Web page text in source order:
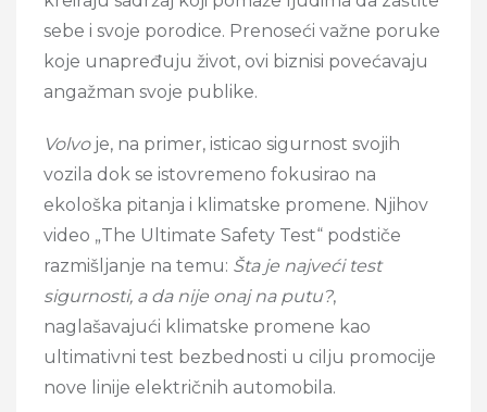
sebe i svoje porodice. Prenoseći važne poruke
koje unapređuju život, ovi biznisi povećavaju
angažman svoje publike.
Volvoje, na primer, isticao sigurnost svojih
vozila dok se istovremeno fokusirao na
ekološka pitanja i klimatske promene. Njihov
video „The Ultimate Safety Test“ podstiče
razmišljanje na temu: Šta je najveći test
sigurnosti, a da nije onaj na putu?,
naglašavajući klimatske promene kao
ultimativni test bezbednosti u cilju promocije
nove linije električnih automobila.